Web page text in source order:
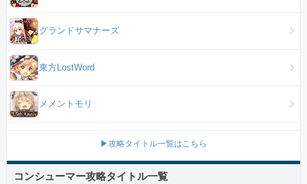
グランドサマナーズ
東方LostWord
メメントモリ
▶攻略タイトル一覧はこちら
コンシューマー攻略タイトル一覧